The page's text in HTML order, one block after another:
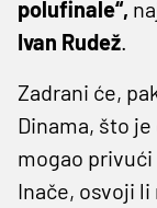
polufinale“,
Ivan Rudež.
Zadrani će,
Dinama, što
mogao
Inače, osvoji